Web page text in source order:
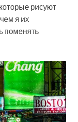
рисуют
я их
поменять